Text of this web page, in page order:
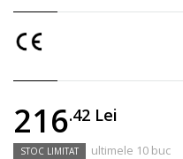
216.42 Lei
STOC LIMITAT ultimele 10 buc